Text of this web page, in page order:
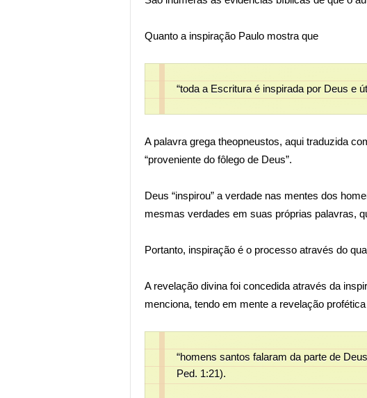
Quanto a inspiração Paulo mostra que
“toda a Escritura é inspirada por Deus e
A palavra grega theopneustos, aqui traduzida
“proveniente do fôlego de Deus”.
Deus “inspirou” a verdade nas mentes dos
mesmas verdades em suas próprias palavras,
Portanto, inspiração é o processo através do
A revelação divina foi concedida através da
menciona, tendo em mente a revelação
“homens santos falaram da parte de
Ped. 1:21).